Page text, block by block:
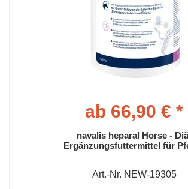
ab 66,90 € *
navalis heparal Horse -
Ergänzungsfuttermittel für
Art.-Nr. NEW-19305